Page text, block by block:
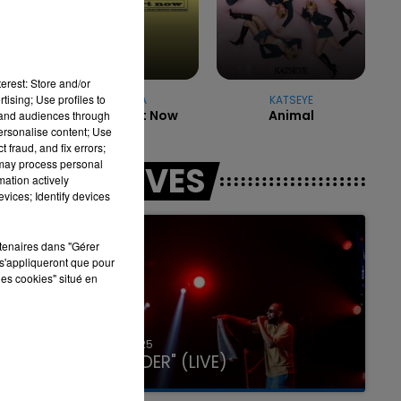
LA TEAM DU WEEK-END
DUA LIPA
Don't Start Now
KATSEYE
Animal
LES LIVES
31 janvier 2025
GIMS "SPIDER" (LIVE)
Store and/or
Use profiles to
audiences through
content; Use
fraud, and fix errors;
process personal
actively
Identify devices
dans "Gérer
que pour
cookies" situé en